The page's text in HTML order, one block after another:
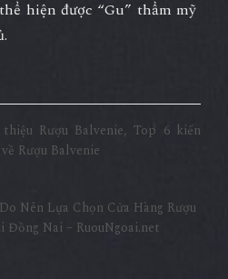
hiện được “Gu” thẩm mỹ
Rượu Balvenie, Top 6 kiến
Rượu Balvenie
Nên Lựa Chọn Cửa Hàng Rượu
Đồng Nai – RuouNgoai.net